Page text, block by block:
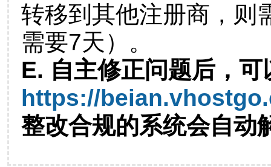
转移到其他注册商，则
需要7天）。
E. 自主修正问题后，可
https://
整改合规的系统会自动